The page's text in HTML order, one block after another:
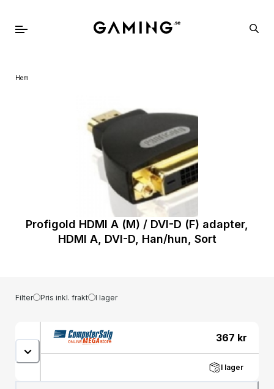
Hem
Profigold HDMI A (M) / DVI-D (F) adapter,
HDMI A, DVI-D, Han/hun, Sort
Filter Pris inkl. frakt I lager
367 kr
I lager